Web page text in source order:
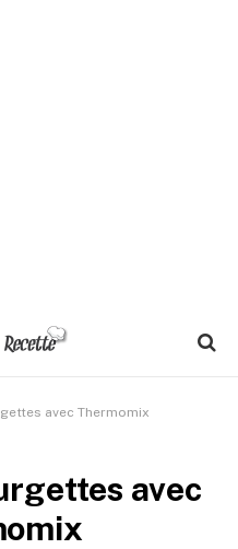
avec Thermomix
avec